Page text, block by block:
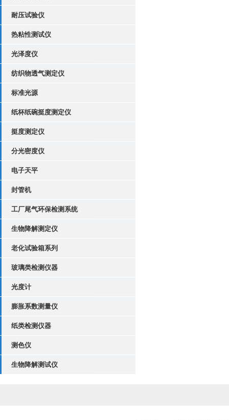
耐压试验仪
热粘性测试仪
光泽度仪
纺织物透气测定仪
标准光源
纸杯纸碗挺度测定仪
挺度测定仪
分光密度仪
电子天平
封管机
工厂尾气环保检测系统
生物降解测定仪
老化试验箱系列
玻璃类检测仪器
光度计
膨胀系数测量仪
纸类检测仪器
测色仪
生物降解测试仪